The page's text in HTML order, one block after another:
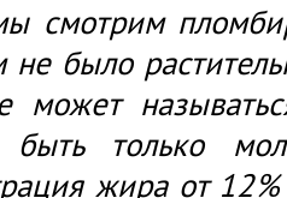
смотрим
не было
может
быть только
жира от